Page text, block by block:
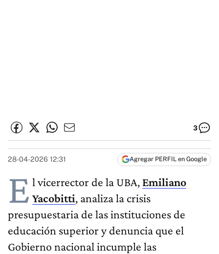
3
28-04-2026 12:31 Agregar PERFIL en Google
E l vicerrector de la UBA, Emiliano
Yacobitti, analiza la crisis
presupuestaria de las instituciones de
educación superior y denuncia que el
Gobierno nacional incumple las